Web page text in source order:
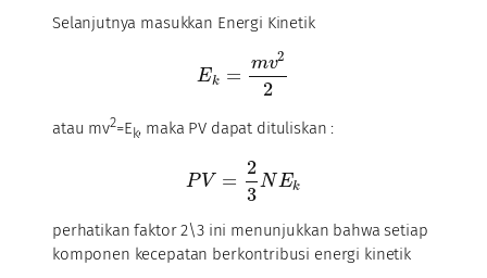
Selanjutnya masukkan Energi Kinetik
Ek =
mv2
2
atau mv2=Ek, maka PV dapat dituliskan :
PV =
2
3
NEk
perhatikan faktor 2\3 ini menunjukkan bahwa setiap
komponen kecepatan berkontribusi energi kinetik